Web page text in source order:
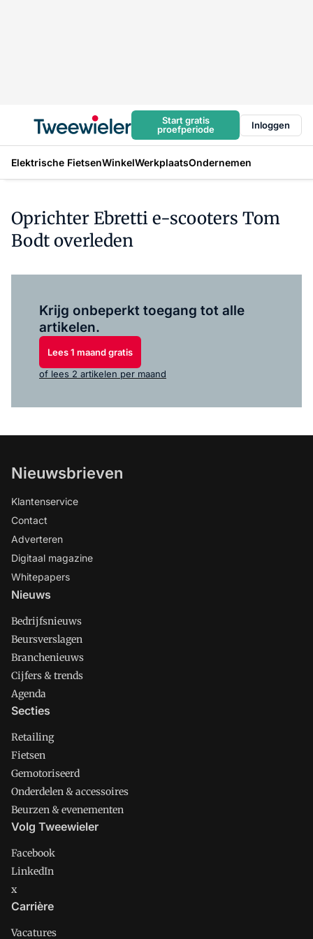
Start gratis
proefperiode
Inloggen
Elektrische FietsenWinkelWerkplaatsOndernemen
Oprichter Ebretti e-scooters Tom
Bodt overleden
Krijg onbeperkt toegang tot alle
artikelen.
Lees 1 maand gratis
of lees 2 artikelen per maand
Nieuwsbrieven
Klantenservice
Contact
Adverteren
Digitaal magazine
Whitepapers
Nieuws
Bedrijfsnieuws
Beursverslagen
Branchenieuws
Cijfers & trends
Agenda
Secties
Retailing
Fietsen
Gemotoriseerd
Onderdelen & accessoires
Beurzen & evenementen
Volg Tweewieler
Facebook
LinkedIn
x
Carrière
Vacatures